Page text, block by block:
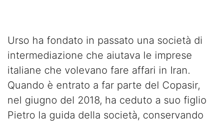
Urso ha fondato in passato una società di
intermediazione che aiutava le imprese
italiane che volevano fare affari in Iran.
Quando è entrato a far parte del Copasir,
nel giugno del 2018, ha ceduto a suo figlio
Pietro la guida della società, conservando